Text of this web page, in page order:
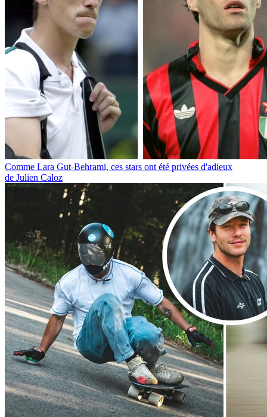
Comme Lara Gut-Behrami, ces stars ont été privées d'adieux
de Julien Caloz